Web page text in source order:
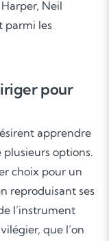
Neil
parmi les
pour
apprendre
options.
choix pour un
reproduisant ses
l’instrument
que l’on